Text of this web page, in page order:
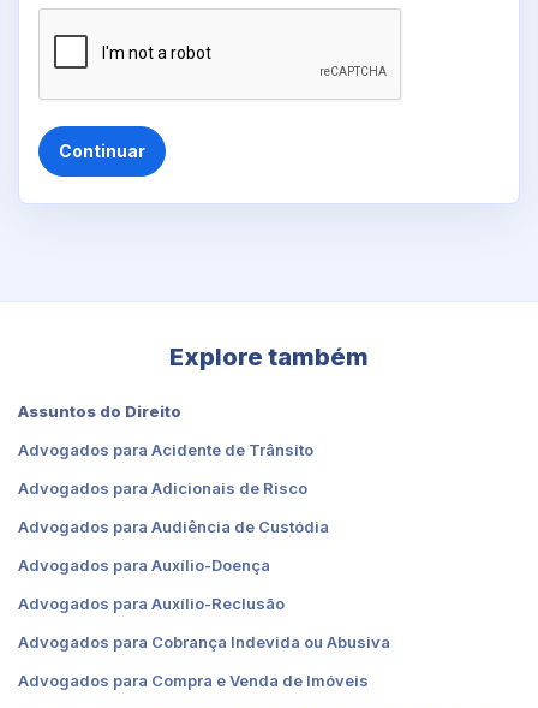
Continuar
Explore também
Assuntos do Direito
Advogados para Acidente de Trânsito
Advogados para Adicionais de Risco
Advogados para Audiência de Custódia
Advogados para Auxílio-Doença
Advogados para Auxílio-Reclusão
Advogados para Cobrança Indevida ou Abusiva
Advogados para Compra e Venda de Imóveis